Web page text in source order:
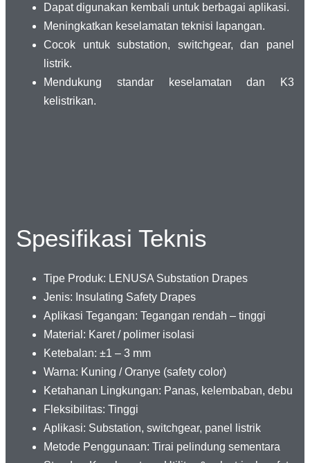
Dapat digunakan kembali untuk berbagai aplikasi.
Meningkatkan keselamatan teknisi lapangan.
Cocok untuk substation, switchgear, dan panel
listrik.
Mendukung standar keselamatan dan K3
kelistrikan.
Spesifikasi Teknis
Tipe Produk: LENUSA Substation Drapes
Jenis: Insulating Safety Drapes
Aplikasi Tegangan: Tegangan rendah – tinggi
Material: Karet / polimer isolasi
Ketebalan: ±1 – 3 mm
Warna: Kuning / Oranye (safety color)
Ketahanan Lingkungan: Panas, kelembaban, debu
Fleksibilitas: Tinggi
Aplikasi: Substation, switchgear, panel listrik
Metode Penggunaan: Tirai pelindung sementara